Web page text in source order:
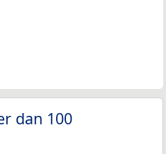
dan 100